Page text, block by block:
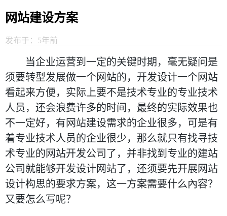
网站建设方案
发布于：5年前
当企业运营到一定的关键时期，毫无疑问是
须要转型发展做一个网站的，开发设计一个网站
看起来方便，实际上要不是技术专业的专业技术
人员，还会浪费许多的时间，最终的实际效果也
不一定好，有网站建设需求的企业很多，可是有
着专业技术人员的企业很少，那么就只有找寻技
术专业的网站开发公司了，并非找到专业的建站
公司就能够开发设计网站了，还须要先开展网站
设计构思的要求方案，这一方案需要什么內容？
又要怎么写呢？